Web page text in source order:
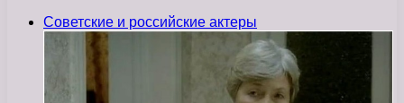
Советские и российские актеры